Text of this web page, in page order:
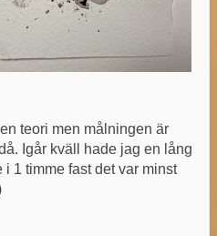
teori men målningen är
Igår kväll hade jag en lång
1 timme fast det var minst